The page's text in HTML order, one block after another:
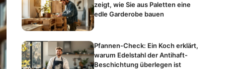
zeigt, wie Sie aus Paletten eine
edle Garderobe bauen
Pfannen-Check: Ein Koch erklärt,
warum Edelstahl der Antihaft-
Beschichtung überlegen ist